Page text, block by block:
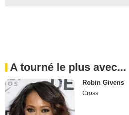
A tourné le plus avec...
Robin Givens
Cross